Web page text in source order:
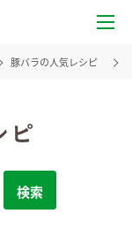
豚バラの人気レシピ
検索